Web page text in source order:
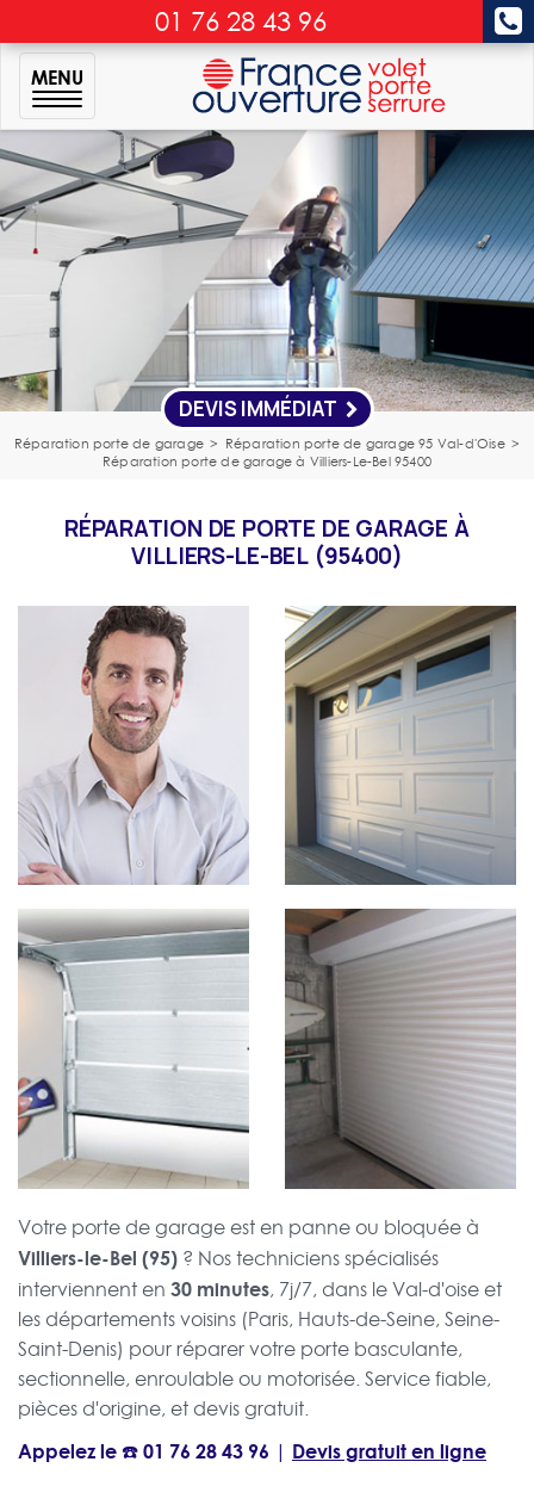
01 76 28 43 96
MENU
DEVIS IMMÉDIAT
Réparation porte de garage > Réparation porte de garage 95 Val-d'Oise >
Réparation porte de garage à Villiers-Le-Bel 95400
RÉPARATION DE PORTE DE GARAGE À
VILLIERS-LE-BEL (95400)
Votre porte de garage est en panne ou bloquée à
Villiers-le-Bel (95) ? Nos techniciens spécialisés
interviennent en 30 minutes, 7j/7, dans le Val-d'oise et
les départements voisins (Paris, Hauts-de-Seine, Seine-
Saint-Denis) pour réparer votre porte basculante,
sectionnelle, enroulable ou motorisée. Service fiable,
pièces d'origine, et devis gratuit.
Appelez le ☎️01 76 28 43 96 | Devis gratuit en ligne